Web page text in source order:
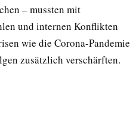
– mussten mit
und internen Konflikten
wie die Corona-Pandemie
zusätzlich verschärften.